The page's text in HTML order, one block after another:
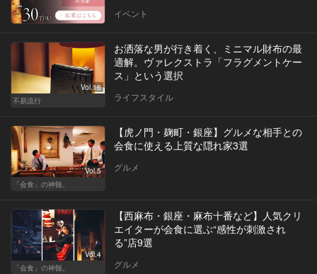
イベント
Vol.16
不易流行
お洒落な男が行き着く、ミニマル財布の最
適解。ヴァレクストラ「フラグメントケー
ス」という選択
ライフスタイル
Vol.5
「会食」の神髄。
【虎ノ門・麹町・銀座】グルメな相手との
会食に使える上質な隠れ家3選
グルメ
Vol.4
「会食」の神髄。
【西麻布・銀座・麻布十番など】人気クリ
エイターが会食に選ぶ“感性が刺激され
る”店9選
グルメ